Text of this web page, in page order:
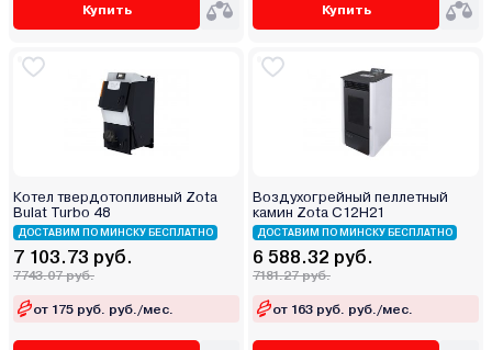
Купить Купить
Котел твердотопливный Zota
Bulat Turbo 48
ДОСТАВИМ ПО МИНСКУ БЕСПЛАТНО
7 103.73 руб.
7743.07 руб.
от 175 руб. руб./мес.
Воздухогрейный пеллетный
камин Zota С12Н21
ДОСТАВИМ ПО МИНСКУ БЕСПЛАТНО
6 588.32 руб.
7181.27 руб.
от 163 руб. руб./мес.